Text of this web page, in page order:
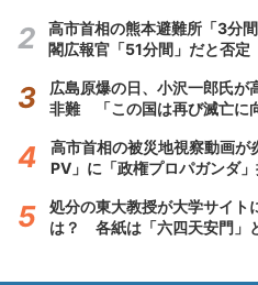
高市首相の熊本避難所「3分
閣広報官「51分間」だと否定
広島原爆の日、小沢一郎氏が
非難 「この国は再び滅亡に
高市首相の被災地視察動画
PV」に「政権プロパガンダ
処分の東大教授が大学サイト
は？ 各紙は「六四天安門」